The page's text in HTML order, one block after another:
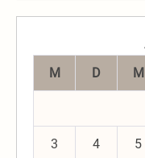
M
D M
3 4 5